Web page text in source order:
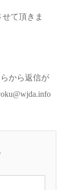
て頂きま
から返信が